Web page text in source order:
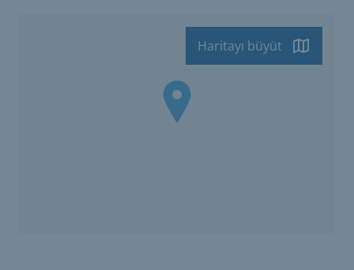
Haritayı büyüt